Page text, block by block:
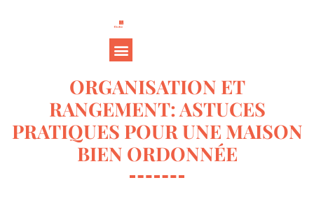
ORGANISATION ET
RANGEMENT: ASTUCES
PRATIQUES POUR UNE MAISON
BIEN ORDONNÉE